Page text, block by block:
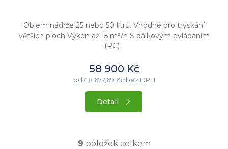
Objem nádrže 25 nebo 50 litrů. Vhodné pro tryskání
větších ploch Výkon až 15 m²/h S dálkovým ovládáním
(RC)
58 900 Kč
od 48 677,69 Kč bez DPH
Detail
9 položek celkem